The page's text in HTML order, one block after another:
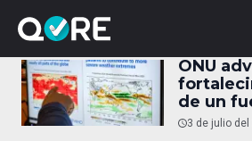
ONU
de un
3 de julio del